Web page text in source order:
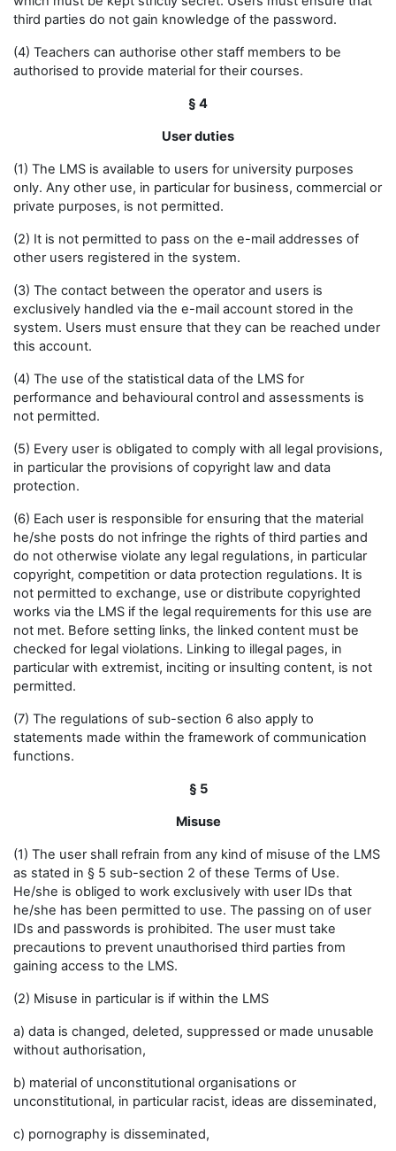
third parties do not gain knowledge of the password.
(4) Teachers can authorise other staff members to be
authorised to provide material for their courses.
§ 4
User duties
(1) The LMS is available to users for university purposes
only. Any other use, in particular for business, commercial or
private purposes, is not permitted.
(2) It is not permitted to pass on the e-mail addresses of
other users registered in the system.
(3) The contact between the operator and users is
exclusively handled via the e-mail account stored in the
system. Users must ensure that they can be reached under
this account.
(4) The use of the statistical data of the LMS for
performance and behavioural control and assessments is
not permitted.
(5) Every user is obligated to comply with all legal provisions,
in particular the provisions of copyright law and data
protection.
(6) Each user is responsible for ensuring that the material
he/she posts do not infringe the rights of third parties and
do not otherwise violate any legal regulations, in particular
copyright, competition or data protection regulations. It is
not permitted to exchange, use or distribute copyrighted
works via the LMS if the legal requirements for this use are
not met. Before setting links, the linked content must be
checked for legal violations. Linking to illegal pages, in
particular with extremist, inciting or insulting content, is not
permitted.
(7) The regulations of sub-section 6 also apply to
statements made within the framework of communication
functions.
§ 5
Misuse
(1) The user shall refrain from any kind of misuse of the LMS
as stated in § 5 sub-section 2 of these Terms of Use.
He/she is obliged to work exclusively with user IDs that
he/she has been permitted to use. The passing on of user
IDs and passwords is prohibited. The user must take
precautions to prevent unauthorised third parties from
gaining access to the LMS.
(2) Misuse in particular is if within the LMS
a) data is changed, deleted, suppressed or made unusable
without authorisation,
b) material of unconstitutional organisations or
unconstitutional, in particular racist, ideas are disseminated,
c) pornography is disseminated,